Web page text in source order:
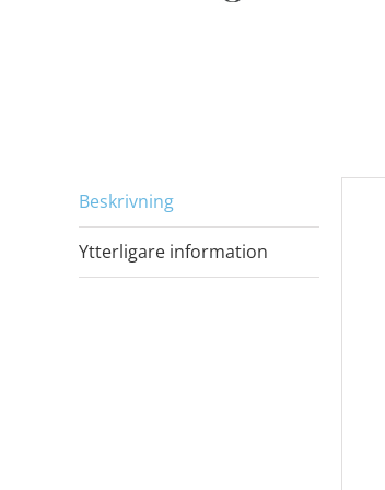
Beskrivning
Ytterligare information